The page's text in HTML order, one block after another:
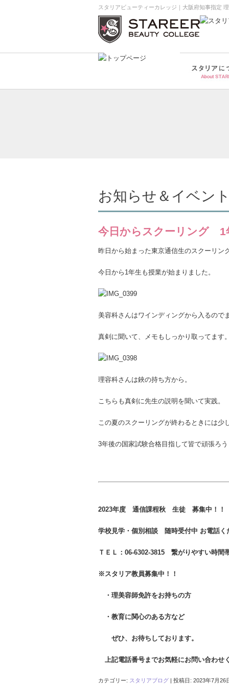
スタリアビューティーカレッジ｜大阪府知事指定
お知らせ＆イベン
今日からスクーリング 1
昨日から始まった東京通信生のスクーリン
今日から1年生も授業が始まりました。
美容科さんはワインディングから入るので
真剣に聞いて、メモもしっかり取ってます。
理容科さんは鋏の持ち方から。
こちらも真剣に先生の説明を聞いて実践。
この夏のスクーリングが終わるときには少
3年後の国家試験合格目指して皆で頑張ろう
2023年度 通信課程秋 生徒 募集中！！
学校見学・個別相談 随時受付中 お電話く
ＴＥＬ：06-6302-3815 繋がりやすい時
※スタリア教員募集中！！
・理美容師免許をお持ちの方
・教育に関心のある方など
ぜひ、お待ちしております。
上記電話番号までお気軽にお問い合わせ
カテゴリー: スタリアブログ | 投稿日: 2023年7月26